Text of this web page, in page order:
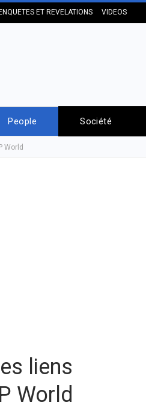
ENQUETES ET REVELATIONS VIDEOS
People Société
World
liens
World